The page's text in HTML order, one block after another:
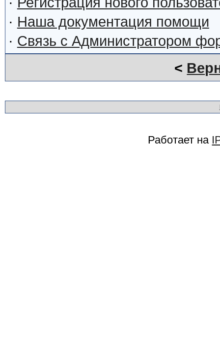
· Наша документация помощи
· Связь с Администратором
<
Работает на